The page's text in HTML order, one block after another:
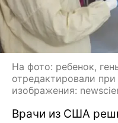
На фото: ребенок,
отредактировали
изображения:
Врачи из США